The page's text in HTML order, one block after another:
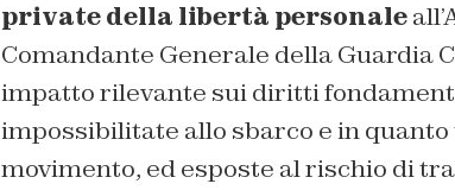
private della libertà personale
Comandante Generale della Guardia
impatto rilevante sui diritti
impossibilitate allo sbarco e in
movimento, ed esposte al rischio di